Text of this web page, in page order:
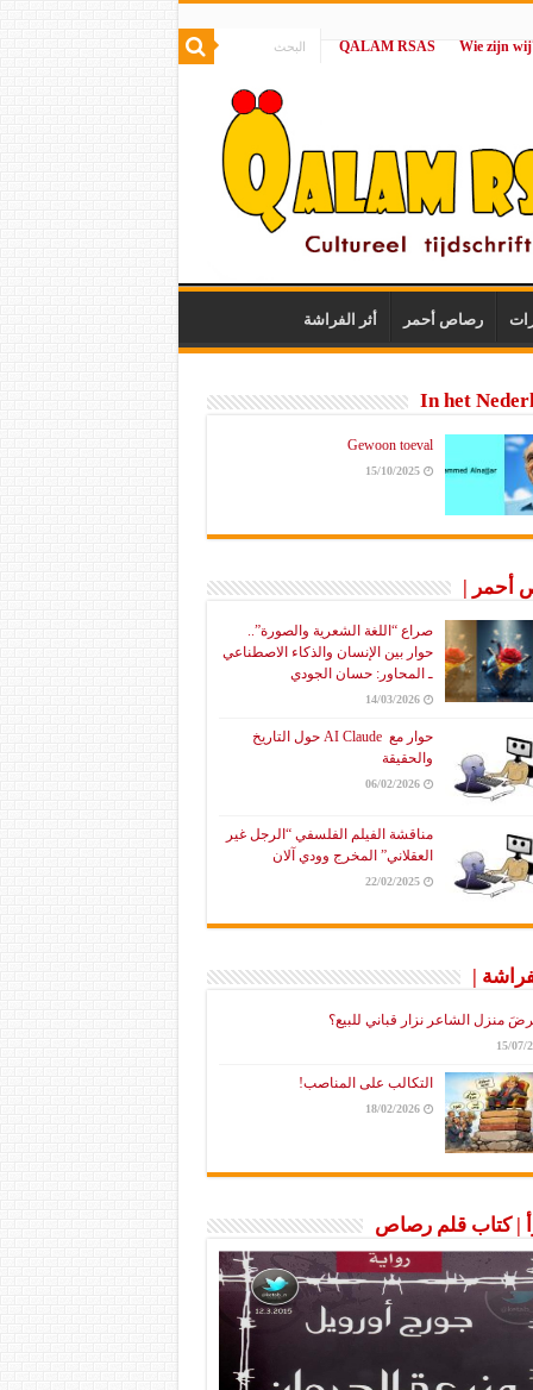
|
QALAM RSAS
رصاص أحمر أثر الفراشة
In het
Gewoon toeval
15/10/2025
أحمر |
صراع “اللغة الشعرية والصورة”..
حوار بين الإنسان والذكاء الاصطناعي
ـ المحاور: حسان الجودي
14/03/2026
حوار مع AI Claude حول التاريخ
والحقيقة
06/02/2026
مناقشة الفيلم الفلسفي “الرجل غير
العقلاني” المخرج وودي آلان
22/02/2025
|
منزل الشاعر نزار قباني للبيع؟
15/07/
التكالب على المناصب!
18/02/2026
| كتاب قلم رصاص